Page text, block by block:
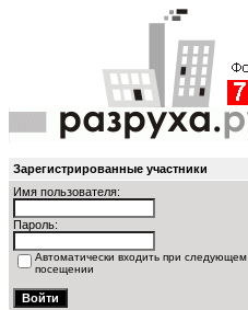
Зарегистрированные участники
Имя пользователя:
Пароль:
Автоматически входить при следующем
посещении